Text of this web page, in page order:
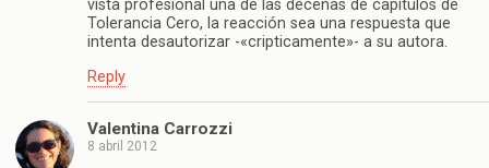
vista profesional una de las decenas de capítulos de
Tolerancia Cero, la reacción sea una respuesta que
intenta desautorizar -«cripticamente»- a su autora.
Reply
Valentina Carrozzi
8 abril 2012